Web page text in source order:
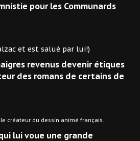
pour les Communards
et est salué par lui!)
revenus devenir étiques
des romans de certains de
du dessin animé français.
lui voue une grande